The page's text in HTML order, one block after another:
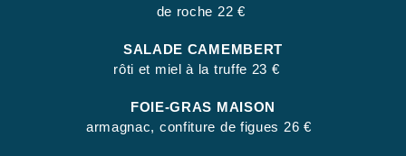
de roche 22 €
SALADE CAMEMBERT
rôti et miel à la truffe 23 €
FOIE-GRAS MAISON
armagnac, confiture de figues 26 €